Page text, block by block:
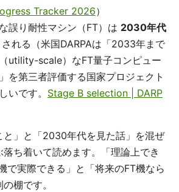
Tracker 2026）
誤り耐性マシン（FT）は 2030年代
れる（米国DARPAは「2033年まで
utility-scale）なFT量子コンピュー
を第三者評価する国家プロジェクト
いです。 Stage B selection | DARP
と」と「2030年代を見た話」を混ぜ
ち着いて読めます。「理論上でき
で実際できる」と「将来のFT機なら
棚です。